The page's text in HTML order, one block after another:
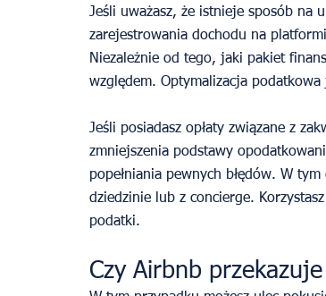
Jeśli uważasz, że istnieje sposób na
zarejestrowania dochodu na
Niezależnie od tego, jaki pakiet
względem. Optymalizacja
Jeśli posiadasz opłaty związane z
zmniejszenia podstawy
popełniania pewnych błędów. W
dziedzinie lub z concierge.
podatki.
Czy Airbnb